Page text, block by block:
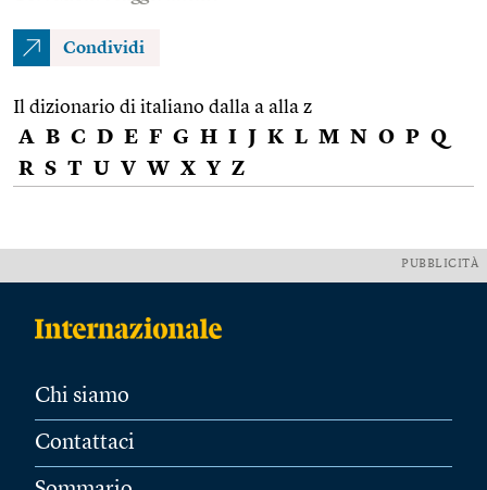
Condividi
Il dizionario di italiano dalla a alla z
A B C D E F G H I J K L M N O P Q
R S T U V W X Y Z
PUBBLICITÀ
Chi siamo
Contattaci